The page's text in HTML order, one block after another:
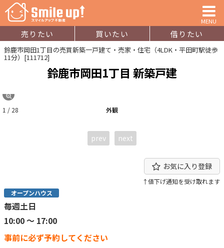
MENU
売りたい 買いたい 借りたい
鈴鹿市岡田1丁目の売買新築一戸建て・売家・住宅（4LDK・平田町駅徒歩
11分）[111712]
鈴鹿市岡田1丁目 新築戸建
外観
1 / 28
prev next
お気に入り登録
↑値下げ通知を受け取れます
オープンハウス
毎週土日
10:00 ～ 17:00
事前に必ず予約してください